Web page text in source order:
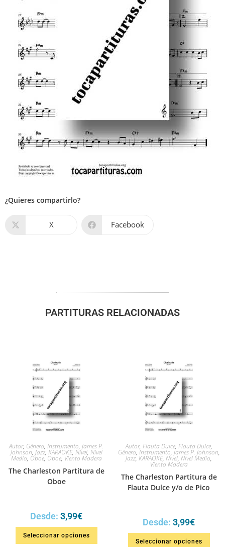
¿Quieres compartirlo?
X Facebook
PARTITURAS RELACIONADAS
Autor, Género, Instrumento, James P.
Johnson, Jazz, KARAOKE, Nivel, Nivel
Medio, Oboe, Oboe, Viento Madera
The Charleston Partitura de
Oboe
Desde: 3,99€
Seleccionar opciones
Autor, Flauta Dulce, Flauta Dulce,
Género, Instrumento, James P. Johnson,
Jazz, KARAOKE, Nivel, Nivel Medio,
Viento Madera
The Charleston Partitura de
Flauta Dulce y/o de Pico
Desde: 3,99€
Seleccionar opciones